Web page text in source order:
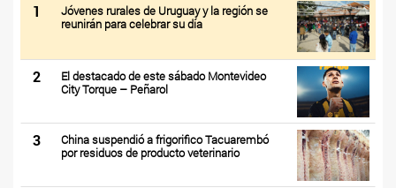
1
Jóvenes rurales de Uruguay y la región se
reunirán para celebrar su día
2
El destacado de este sábado Montevideo
City Torque – Peñarol
3
China suspendió a frigorifico Tacuarembó
por residuos de producto veterinario